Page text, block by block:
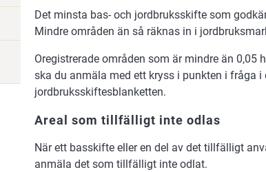
Det minsta bas- och jordbruksskifte som
Mindre områden än så räknas in i
Oregistrerade områden som är mindre än 0,05
ska du anmäla med ett kryss i punkten i fråga
jordbruksskiftesblanketten.
Areal som tillfälligt inte odlas
När ett basskifte eller en del av det tillfälligt
anmäla det som tillfälligt inte odlat.